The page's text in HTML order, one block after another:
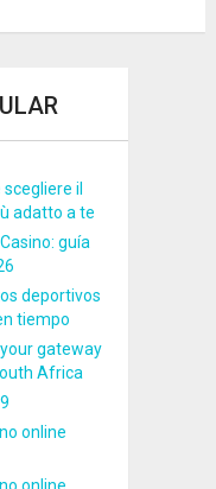
il
adatto a te
guía
deportivos
tiempo
gateway
Africa
online
online